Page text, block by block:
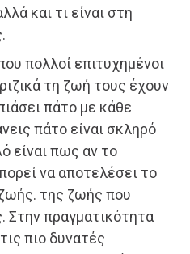
και τι είναι στη
πολλοί επιτυχημένοι
τη ζωή τους έχουν
πάτο με κάθε
πάτο είναι σκληρό
είναι πως αν το
να αποτελέσει το
της ζωής που
Στην πραγματικότητα
πιο δυνατές